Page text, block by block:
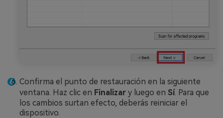
Confirma el punto de restauración en la siguiente
ventana. Haz clic en Finalizar y luego en Sí. Para que
los cambios surtan efecto, deberás reiniciar el
dispositivo.